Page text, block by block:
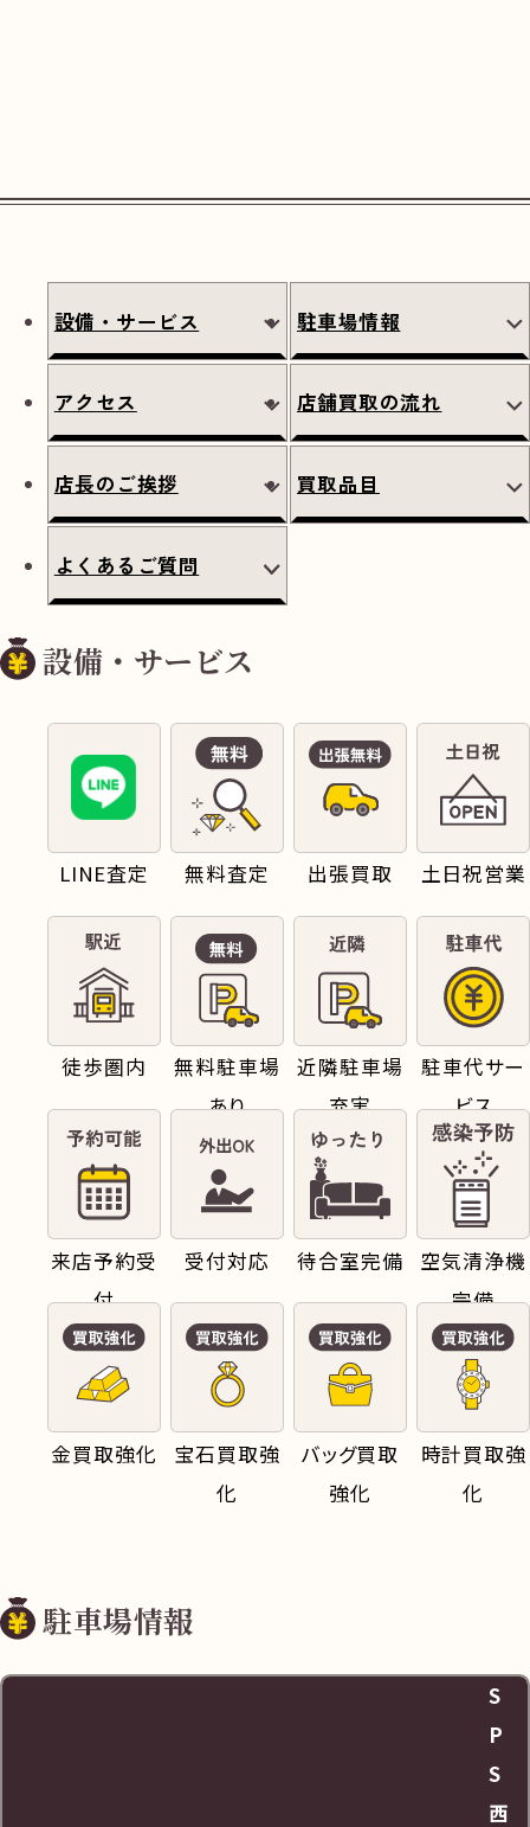
設備・サービス 駐車場情報
アクセス 店舗買取の流れ
店長のご挨拶 買取品目
よくあるご質問
設備・サービス
LINE査定 無料査定 出張買取 土日祝営業
徒歩圏内
無料駐車場
あり
近隣駐車場
充実
駐車代サー
ビス
来店予約受
付
受付対応 待合室完備
空気清浄機
完備
金買取強化
宝石買取強
化
バッグ買取
強化
時計買取強
化
駐車場情報
S
P
S
西